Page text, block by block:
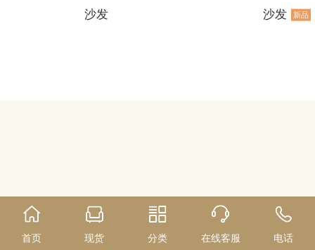
沙发
沙发
新品
首页 现货 分类 在线客服 电话